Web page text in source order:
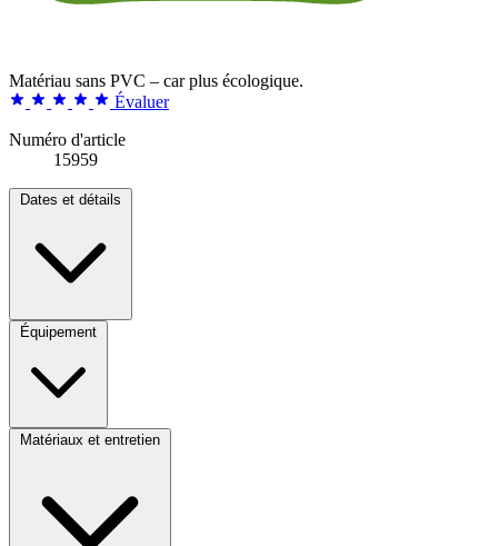
Matériau sans PVC – car plus écologique.
Évaluer
Numéro d'article
15959
Dates et détails
Équipement
Matériaux et entretien